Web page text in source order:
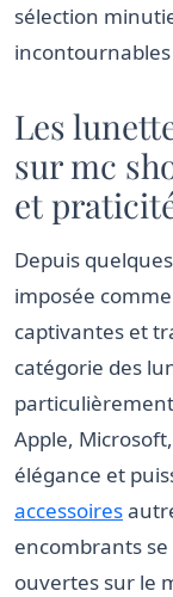
sélection
Les
sur mc
et
Depuis
imposée
captivantes et
catégorie des
Apple,
élégance et
accessoires
encombrants
ouvertes sur le